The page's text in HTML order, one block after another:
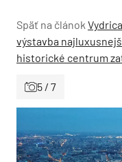
Späť na článok
výstavba
historické centrum
5 / 7